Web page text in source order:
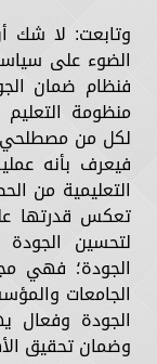
وتابعت: لا شك
الضوء على
فنظام ضمان
منظومة
لكل من مصطلحي
فيعرف بأنه
التعليمية من
تعكس قدرتها
لتحسين
الجودة؛ فهي
الجامعات
الجودة وفعال
وضمان تحقيق